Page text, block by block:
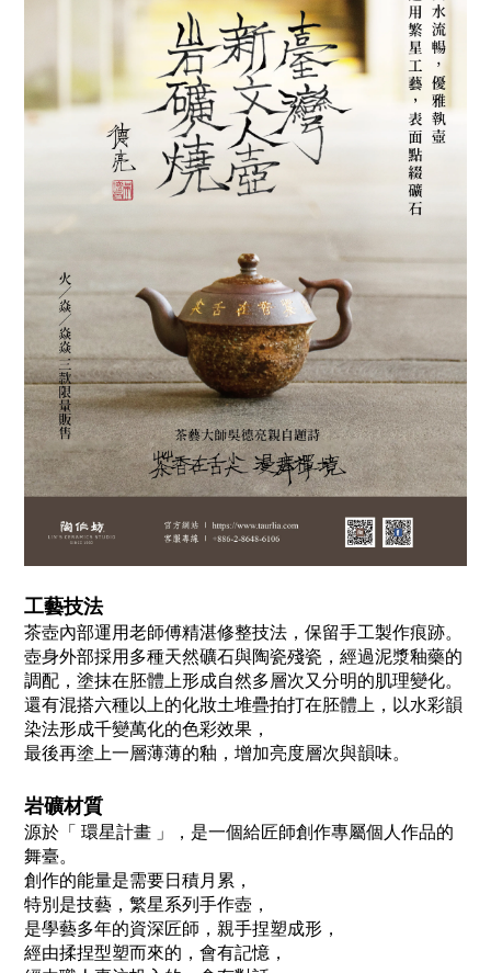
工藝技法
茶壺內部運用老師傅精湛修整技法，保留手工製作痕跡。
壺身外部採用多種天然礦石與陶瓷殘瓷，經過泥漿釉藥的
調配，塗抹在胚體上形成自然多層次又分明的肌理變化。
還有混搭六種以上的化妝土堆疊拍打在胚體上，以水彩韻
染法形成千變萬化的色彩效果，
最後再塗上一層薄薄的釉，增加亮度層次與韻味。
岩礦材質
源於「 環星計畫 」，是一個給匠師創作專屬個人作品的
舞臺。
創作的能量是需要日積月累，
特別是技藝，繁星系列手作壺，
是學藝多年的資深匠師，親手捏塑成形，
經由揉捏型塑而來的，會有記憶，